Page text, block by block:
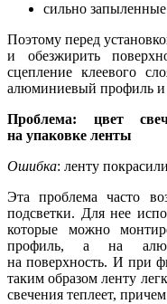
сильно
Поэтому перед
и обезжирить
сцепление клеевого
алюминиевый профиль и
Проблема: цвет
на упаковке ленты
Ошибка: ленту
Эта проблема часто
подсветки. Для нее
которые можно
профиль, а на
на поверхность. И при
таким образом ленту
свечения теплеет,